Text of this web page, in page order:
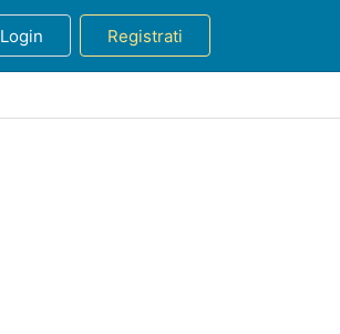
Login Registrati